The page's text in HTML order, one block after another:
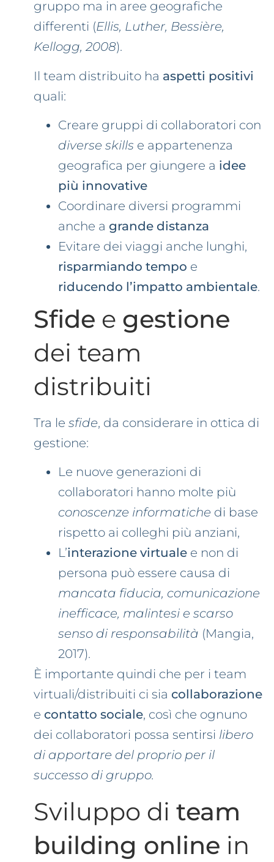
gruppo ma in aree geografiche
differenti (Ellis, Luther, Bessière,
Kellogg, 2008).
Il team distribuito ha aspetti positivi
quali:
Creare gruppi di collaboratori con
diverse skills e appartenenza
geografica per giungere a idee
più innovative
Coordinare diversi programmi
anche a grande distanza
Evitare dei viaggi anche lunghi,
risparmiando tempo e
riducendo l’impatto ambientale.
Sfide e gestione
dei team
distribuiti
Tra le sfide, da considerare in ottica di
gestione:
Le nuove generazioni di
collaboratori hanno molte più
conoscenze informatiche di base
rispetto ai colleghi più anziani,
L’interazione virtuale e non di
persona può essere causa di
mancata fiducia, comunicazione
inefficace, malintesi e scarso
senso di responsabilità (Mangia,
2017).
È importante quindi che per i team
virtuali/distribuiti ci sia collaborazione
e contatto sociale, così che ognuno
dei collaboratori possa sentirsi libero
di apportare del proprio per il
successo di gruppo.
Sviluppo di team
building online in